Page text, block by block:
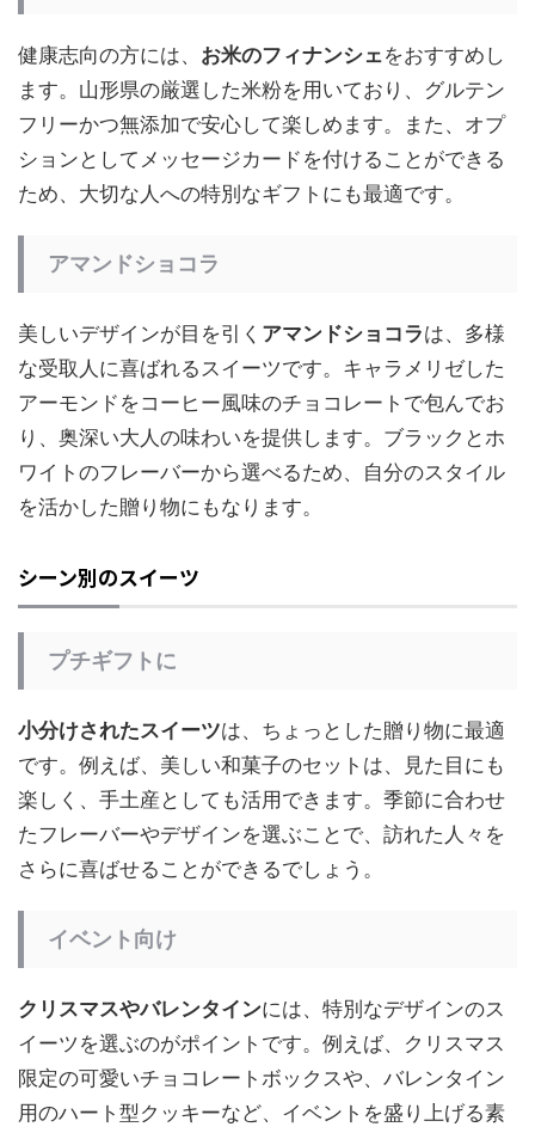
健康志向の方には、 お米のフィナンシェをおすすめし
ます。山形県の厳選した米粉を用いており、グルテン
フリーかつ無添加で安心して楽しめます。また、オプ
ションとしてメッセージカードを付けることができる
ため、大切な人への特別なギフトにも最適です。
アマンドショコラ
美しいデザインが目を引く アマンドショコラは、多様
な受取人に喜ばれるスイーツです。キャラメリゼした
アーモンドをコーヒー風味のチョコレートで包んでお
り、奥深い大人の味わいを提供します。ブラックとホ
ワイトのフレーバーから選べるため、自分のスタイル
を活かした贈り物にもなります。
シーン別のスイーツ
プチギフトに
小分けされたスイーツは、ちょっとした贈り物に最適
です。例えば、美しい和菓子のセットは、見た目にも
楽しく、手土産としても活用できます。季節に合わせ
たフレーバーやデザインを選ぶことで、訪れた人々を
さらに喜ばせることができるでしょう。
イベント向け
クリスマスやバレンタインには、特別なデザインのス
イーツを選ぶのがポイントです。例えば、クリスマス
限定の可愛いチョコレートボックスや、バレンタイン
用のハート型クッキーなど、イベントを盛り上げる素